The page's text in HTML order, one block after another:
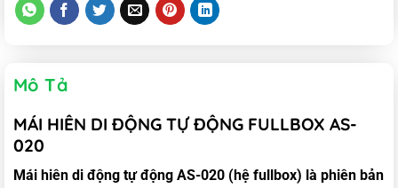
Mô Tả
MÁI HIÊN DI ĐỘNG TỰ ĐỘNG FULLBOX AS-
020
Mái hiên di động tự động AS-020 (hệ fullbox) là phiên bản